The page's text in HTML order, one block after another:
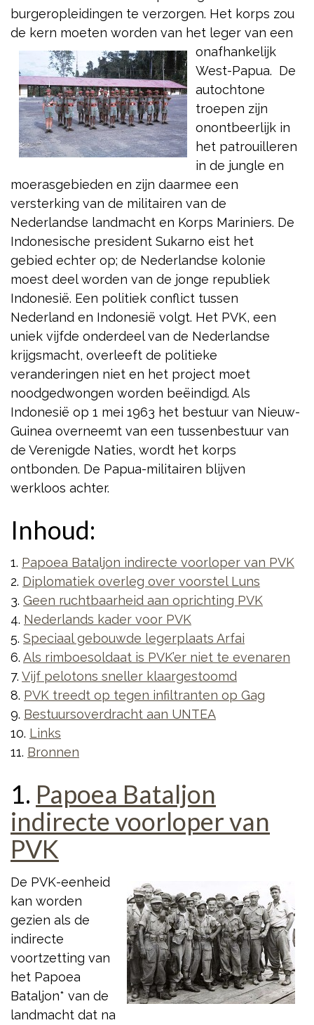
burgeropleidingen te verzorgen. Het korps zou
de kern moeten worden van het leger van een
onafhankelijk
West-Papua. De
autochtone
troepen zijn
onontbeerlijk in
het patrouilleren
in de jungle en
moerasgebieden en zijn daarmee een
versterking van de militairen van de
Nederlandse landmacht en Korps Mariniers. De
Indonesische president Sukarno eist het
gebied echter op; de Nederlandse kolonie
moest deel worden van de jonge republiek
Indonesië. Een politiek conflict tussen
Nederland en Indonesië volgt. Het PVK, een
uniek vijfde onderdeel van de Nederlandse
krijgsmacht, overleeft de politieke
veranderingen niet en het project moet
noodgedwongen worden beëindigd. Als
Indonesië op 1 mei 1963 het bestuur van Nieuw-
Guinea overneemt van een tussenbestuur van
de Verenigde Naties, wordt het korps
ontbonden. De Papua-militairen blijven
werkloos achter.
Inhoud:
1. Papoea Bataljon indirecte voorloper van PVK
2. Diplomatiek overleg over voorstel Luns
3. Geen ruchtbaarheid aan oprichting PVK
4. Nederlands kader voor PVK
5. Speciaal gebouwde legerplaats Arfai
6. Als rimboesoldaat is PVK’er niet te evenaren
7. Vijf pelotons sneller klaargestoomd
8. PVK treedt op tegen infiltranten op Gag
9. Bestuursoverdracht aan UNTEA
10. Links
11. Bronnen
1. Papoea Bataljon
indirecte voorloper van
PVK
De PVK-eenheid
kan worden
gezien als de
indirecte
voortzetting van
het Papoea
Bataljon* van de
landmacht dat na